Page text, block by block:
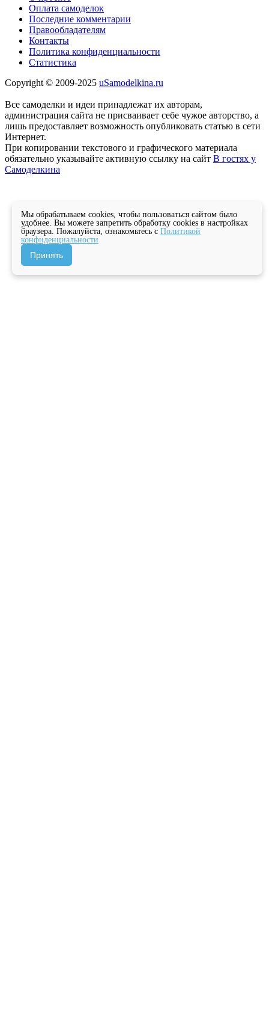
Оплата самоделок
Последние комментарии
Правообладателям
Контакты
Политика конфиденциальности
Статистика
Copyright © 2009-2025 uSamodelkina.ru
Все самоделки и идеи принадлежат их авторам,
администрация сайта не присваивает себе чужое авторство, а
лишь предоставляет возможность опубликовать статью в сети
Интернет.
При копировании текстового и графического материала
обязательно указывайте активную ссылку на сайт В гостях у
Самоделкина
Мы обрабатываем cookies, чтобы пользоваться сайтом было
удобнее. Вы можете запретить обработку cookies в настройках
браузера. Пожалуйста, ознакомьтесь с Политикой
конфиденциальности
Принять